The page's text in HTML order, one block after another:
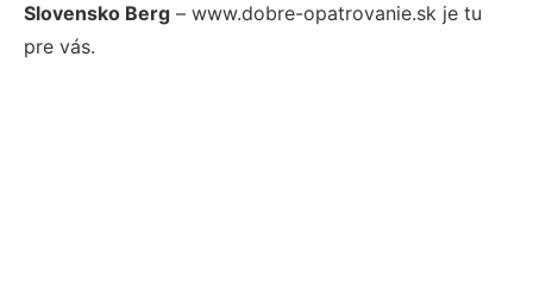
Slovensko Berg – www.dobre-opatrovanie.sk je tu
pre vás.